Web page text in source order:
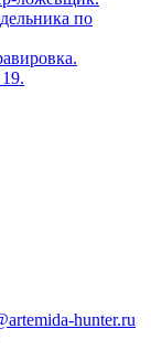
по
hunter.ru